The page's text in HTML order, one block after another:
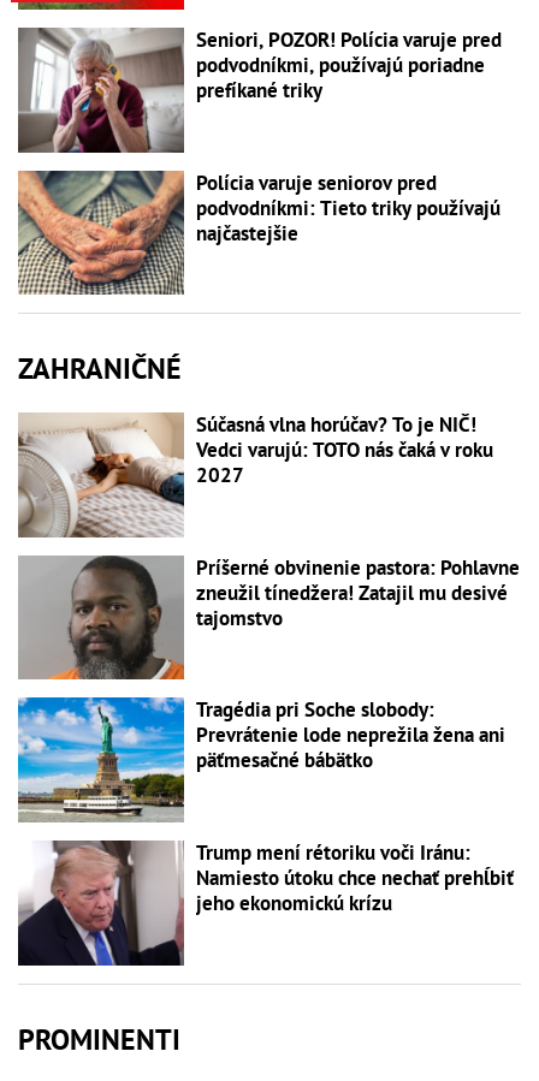
Seniori, POZOR! Polícia varuje pred
podvodníkmi, používajú poriadne
prefíkané triky
Polícia varuje seniorov pred
podvodníkmi: Tieto triky používajú
najčastejšie
ZAHRANIČNÉ
Súčasná vlna horúčav? To je NIČ!
Vedci varujú: TOTO nás čaká v roku
2027
Príšerné obvinenie pastora: Pohlavne
zneužil tínedžera! Zatajil mu desivé
tajomstvo
Tragédia pri Soche slobody:
Prevrátenie lode neprežila žena ani
päťmesačné bábätko
Trump mení rétoriku voči Iránu:
Namiesto útoku chce nechať prehĺbiť
jeho ekonomickú krízu
PROMINENTI